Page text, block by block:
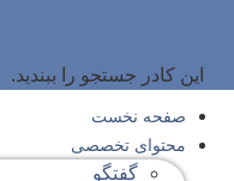
این کادر جستجو را ببندید.
صفحه‌ نخست
محتوای‌ تخصصی
گفتگو